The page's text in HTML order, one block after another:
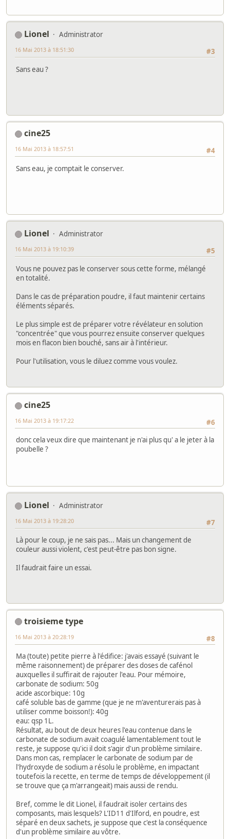
Lionel
Administrator
#3
16 Mai 2013 à 18:51:30
Sans eau ?
cine25
#4
16 Mai 2013 à 18:57:51
Sans eau, je comptait le conserver.
Lionel
Administrator
#5
16 Mai 2013 à 19:10:39
Vous ne pouvez pas le conserver sous cette forme, mélangé
en totalité.
Dans le cas de préparation poudre, il faut maintenir certains
éléments séparés.
Le plus simple est de préparer votre révélateur en solution
"concentrée" que vous pourrez ensuite conserver quelques
mois en flacon bien bouché, sans air à l'intérieur.
Pour l'utilisation, vous le diluez comme vous voulez.
cine25
#6
16 Mai 2013 à 19:17:22
donc cela veux dire que maintenant je n'ai plus qu' a le jeter à la
poubelle ?
Lionel
Administrator
#7
16 Mai 2013 à 19:28:20
Là pour le coup, je ne sais pas... Mais un changement de
couleur aussi violent, c'est peut-être pas bon signe.
Il faudrait faire un essai.
troisieme type
#8
16 Mai 2013 à 20:28:19
Ma (toute) petite pierre à l'édifice: j'avais essayé (suivant le
même raisonnement) de préparer des doses de cafénol
auxquelles il suffirait de rajouter l'eau. Pour mémoire,
carbonate de sodium: 50g
acide ascorbique: 10g
café soluble bas de gamme (que je ne m'aventurerais pas à
utiliser comme boisson!): 40g
eau: qsp 1L.
Résultat, au bout de deux heures l'eau contenue dans le
carbonate de sodium avait coagulé lamentablement tout le
reste, je suppose qu'ici il doit s'agir d'un problème similaire.
Dans mon cas, remplacer le carbonate de sodium par de
l'hydroxyde de sodium a résolu le problème, en impactant
toutefois la recette, en terme de temps de développement (il
se trouve que ça m'arrangeait) mais aussi de rendu.
Bref, comme le dit Lionel, il faudrait isoler certains des
composants, mais lesquels? L'ID11 d'Ilford, en poudre, est
séparé en deux sachets, je suppose que c'est la conséquence
d'un problème similaire au vôtre.